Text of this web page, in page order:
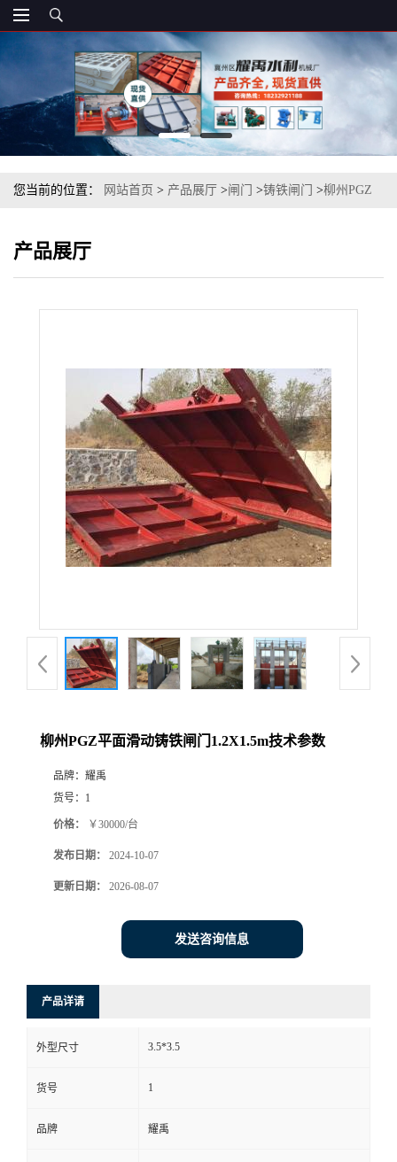
您当前的位置： 网站首页 > 产品展厅 >闸门 >铸铁闸门 >柳州PGZ
产品展厅
柳州PGZ平面滑动铸铁闸门1.2X1.5m技术参数
品牌： 耀禹
货号： 1
价格： ￥30000/台
发布日期： 2024-10-07
更新日期： 2026-08-07
发送咨询信息
产品详请
外型尺寸 3.5*3.5
货号 1
品牌 耀禹